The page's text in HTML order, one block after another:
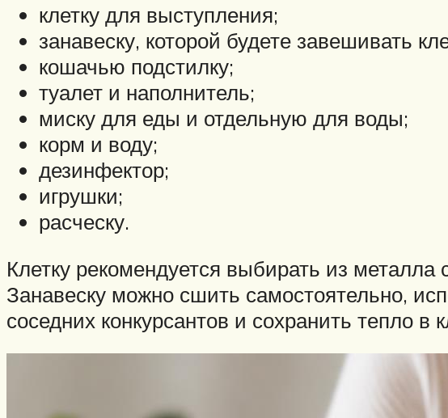
клетку для выступления;
занавеску, которой будете завешивать
кошачью подстилку;
туалет и наполнитель;
миску для еды и отдельную для воды;
корм и воду;
дезинфектор;
игрушки;
расческу.
Клетку рекомендуется выбирать из
Занавеску можно сшить самостоятельно,
соседних конкурсантов и сохранить тепло в